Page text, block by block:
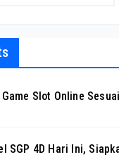
Slot Online
SGP 4D Hari Ini,